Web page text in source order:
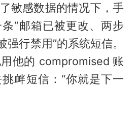
敏感数据的情况下，手
“邮箱已被更改、两步
强行禁用”的系统短信。
他的 compromised 账
衅短信：“你就是下一